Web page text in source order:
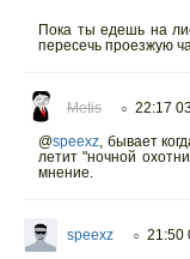
Пока ты едешь на
пересечь проезжую
Metis ○ 22:17
@speexz, бывает
летит "ночной
мнение.
speexz ○ 21:50